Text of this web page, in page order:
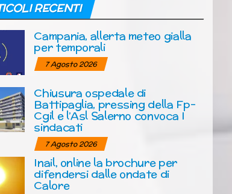
RECENTI
Campania, allerta meteo gialla
per temporali
7 Agosto 2026
Chiusura ospedale di
Battipaglia, pressing della Fp-
Cgil e l’Asl Salerno convoca I
sindacati
7 Agosto 2026
Inail, online la brochure per
difendersi dalle ondate di
Calore